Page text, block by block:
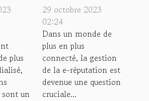
plus
sont un
réputation
dans un
monde
numérique
29 octobre 2023
02:24
Dans un monde de
plus en plus
connecté, la gestion
de la e-réputation est
devenue une question
cruciale...